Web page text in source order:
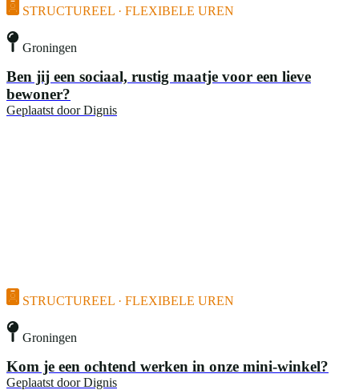
STRUCTUREEL · FLEXIBELE UREN
Groningen
Ben jij een sociaal, rustig maatje voor een lieve
bewoner?
Geplaatst door Dignis
STRUCTUREEL · FLEXIBELE UREN
Groningen
Kom je een ochtend werken in onze mini-winkel?
Geplaatst door Dignis